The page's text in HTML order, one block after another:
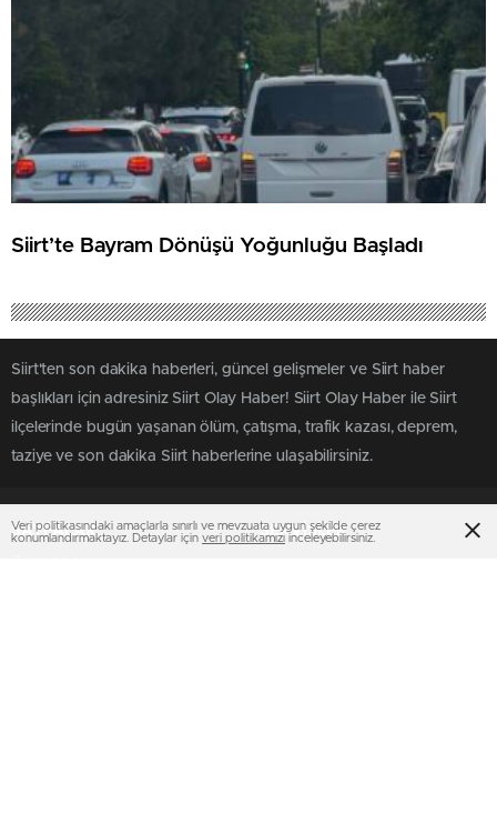
Siirt’te Bayram Dönüşü Yoğunluğu Başladı
Siirt'ten son dakika haberleri, güncel gelişmeler ve Siirt haber
başlıkları için adresiniz Siirt Olay Haber! Siirt Olay Haber ile Siirt
ilçelerinde bugün yaşanan ölüm, çatışma, trafik kazası, deprem,
taziye ve son dakika Siirt haberlerine ulaşabilirsiniz.
SAYFALAR SERVİSLER
Veri politikasındaki amaçlarla sınırlı ve mevzuata uygun şekilde çerez
konumlandırmaktayız. Detaylar için veri politikamızı inceleyebilirsiniz.